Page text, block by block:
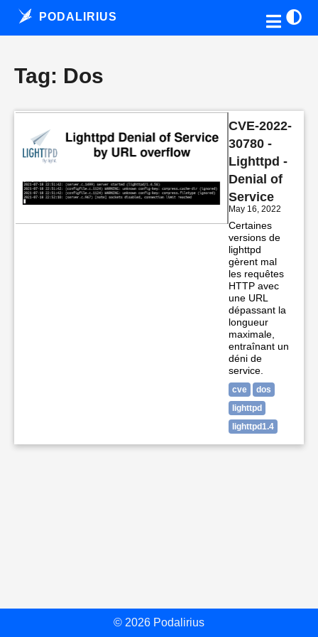
PODALIRIUS
Tag: Dos
CVE-2022-
30780 -
Lighttpd -
Denial of
Service
May 16, 2022
Certaines
versions de
lighttpd
gèrent mal
les requêtes
HTTP avec
une URL
dépassant la
longueur
maximale,
entraînant un
déni de
service.
cve
dos
lighttpd
lighttpd1.4
© 2026 Podalirius